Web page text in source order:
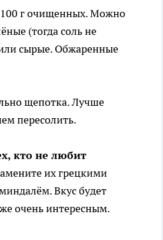
г очищенных. Можно
(тогда соль не
сырые. Обжаренные
щепотка. Лучше
пересолить.
кто не любит
их грецкими
Вкус будет
очень интересным.